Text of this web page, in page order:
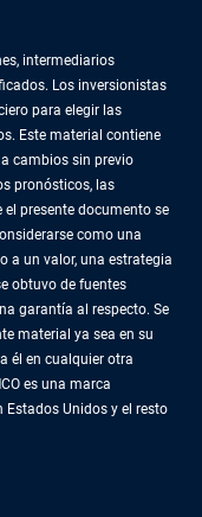
intermediarios
Los inversionistas
para elegir las
Este material contiene
cambios sin previo
pronósticos, las
presente documento se
como una
a un valor, una estrategia
obtuvo de fuentes
garantía al respecto. Se
material ya sea en su
él en cualquier otra
es una marca
Estados Unidos y el resto